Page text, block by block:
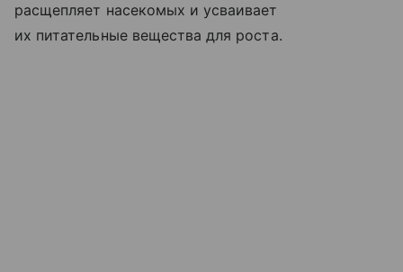
расщепляет насекомых и усваивает
их питательные вещества для роста.